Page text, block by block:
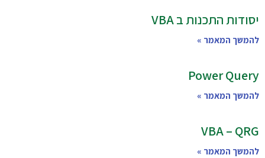
יסודות התכנות ב VBA
להמשך המאמר »
Power Query
להמשך המאמר »
VBA – QRG
להמשך המאמר »